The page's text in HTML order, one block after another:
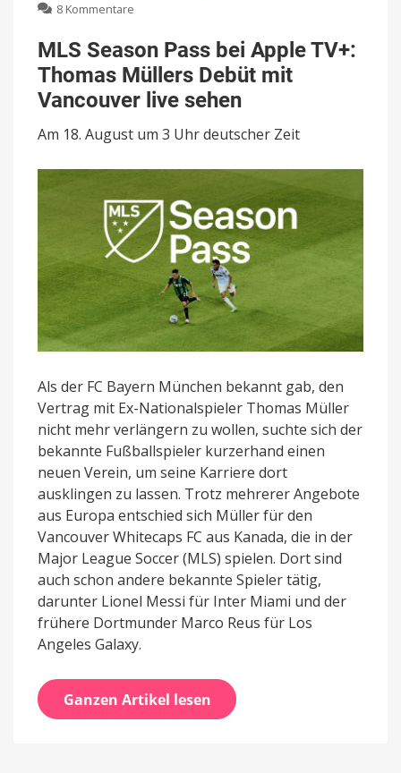
8 Kommentare
Season
Pass
bei
Apple
TV+:
Thomas
Müllers
Vancouver
live
sehen
MLS Season Pass bei Apple TV+:
Thomas Müllers Debüt mit
Vancouver live sehen
Am 18. August um 3 Uhr deutscher Zeit
Als der FC Bayern München bekannt gab, den
Vertrag mit Ex-Nationalspieler Thomas Müller
nicht mehr verlängern zu wollen, suchte sich der
bekannte Fußballspieler kurzerhand einen
neuen Verein, um seine Karriere dort
ausklingen zu lassen. Trotz mehrerer Angebote
aus Europa entschied sich Müller für den
Vancouver Whitecaps FC aus Kanada, die in der
Major League Soccer (MLS) spielen. Dort sind
auch schon andere bekannte Spieler tätig,
darunter Lionel Messi für Inter Miami und der
frühere Dortmunder Marco Reus für Los
Angeles Galaxy.
Ganzen Artikel lesen